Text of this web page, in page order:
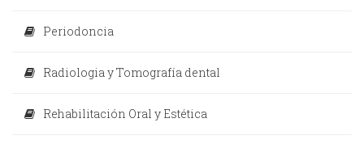
Periodoncia
Radiologia y Tomografía dental
Rehabilitación Oral y Estética